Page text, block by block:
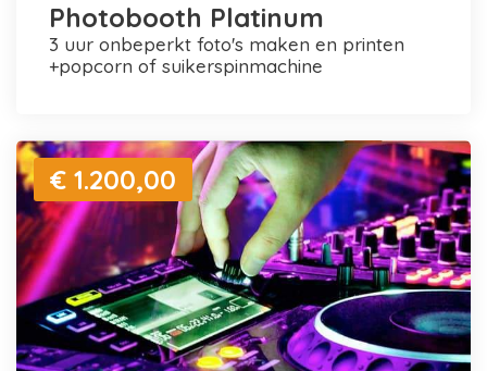
Photobooth Platinum
3 uur onbeperkt foto's maken en printen
+popcorn of suikerspinmachine
€ 1.200,00